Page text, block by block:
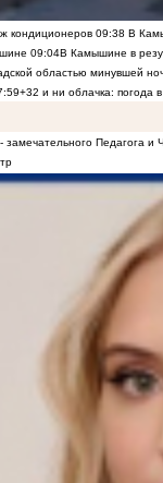
кондиционеров 09:38 В
09:04В Камышине в
областью минувшей
+32 и ни облачка: погода
Педагога и